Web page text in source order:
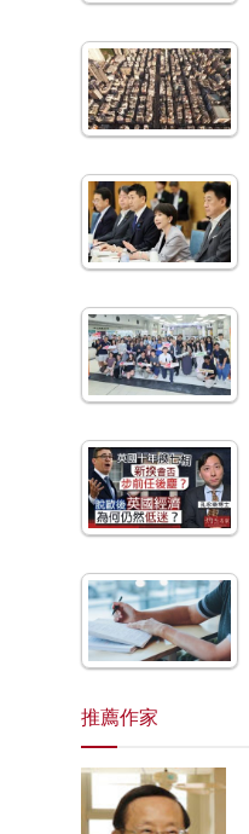
推薦作家